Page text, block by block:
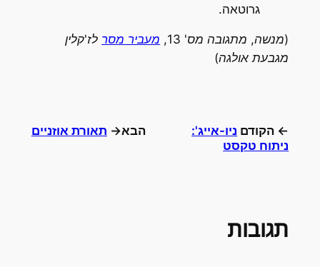
גרוטאה.
(מנשה, מתגובה מס' 13, מעביר מסר לז'קלין
מגבעת אולגה)
← הקודם ניו-אייג':
ניתוח טקסט
הבא→ תאורת אוזניים
תגובות